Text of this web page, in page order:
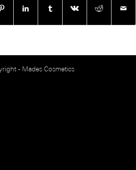
- Mades Cosmetics